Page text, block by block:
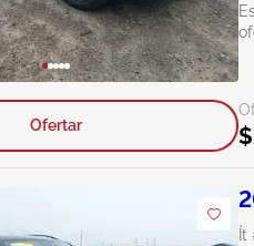
Ofertar
Ít